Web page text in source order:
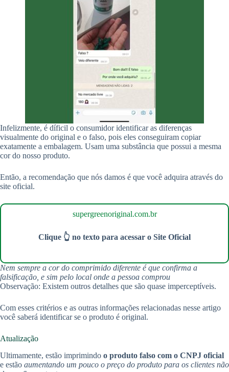
Infelizmente, é díficil o consumidor identificar as diferenças
visualmente do original e o falso, pois eles conseguiram copiar
exatamente a embalagem. Usam uma substância que possui a mesma
cor do nosso produto.
Então, a recomendação que nós damos é que você adquira através do
site oficial.
supergreenoriginal.com.br
Clique 👆 no texto para acessar o Site Oficial
Nem sempre a cor do comprimido diferente é que confirma a
falsificação, e sim pelo local onde a pessoa comprou
Observação: Existem outros detalhes que são quase imperceptíveis.
Com esses critérios e as outras informações relacionadas nesse artigo
você saberá identificar se o produto é original.
Atualização
Ultimamente, estão imprimindo o produto falso com o CNPJ oficial
e estão aumentando um pouco o preço do produto para os clientes não